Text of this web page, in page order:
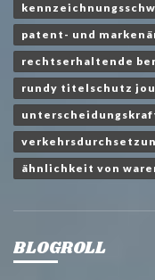
patent- und
rechtserhaltende
rundy titelschutz
ähnlichkeit von
BLOGROLL